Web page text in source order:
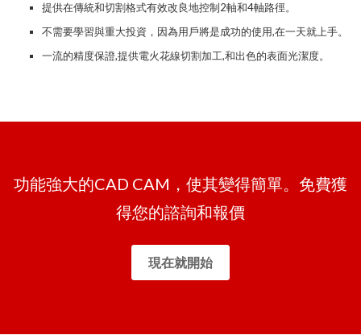
提供在傳統和切割格式有效改良地控制2軸和4軸路徑。
不需要學習與重大投資，因為用戶將是成功的使用,在一天就上手。
一流的精度保證,提供電火花線切割加工,和出色的表面光潔度。
功能強大的CAD CAM，使其變得簡單。免費獲
得您的諮詢和報價
現在就開始